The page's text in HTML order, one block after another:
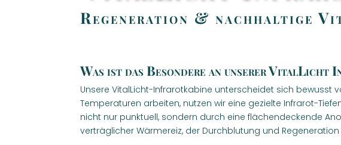
Regeneration & nachhaltige
Was ist das Besondere an unserer VitalLicht
Unsere VitalLicht-Infrarotkabine unterscheidet sich bewusst
Temperaturen arbeiten, nutzen wir eine gezielte Infrarot-
nicht nur punktuell, sondern durch eine flächendeckende
verträglicher Wärmereiz, der Durchblutung und